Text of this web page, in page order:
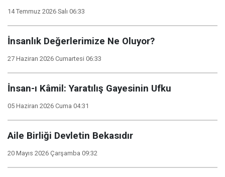
14 Temmuz 2026 Salı 06:33
İnsanlık Değerlerimize Ne Oluyor?
27 Haziran 2026 Cumartesi 06:33
İnsan-ı Kâmil: Yaratılış Gayesinin Ufku
05 Haziran 2026 Cuma 04:31
Aile Birliği Devletin Bekasıdır
20 Mayıs 2026 Çarşamba 09:32